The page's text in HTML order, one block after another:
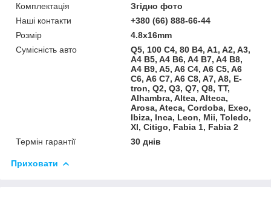
Комплектація
Згідно фото
Наші контакти
+380 (66) 888-66-44
Розмір
4.8x16mm
Сумісність авто
Q5, 100 C4, 80 B4, A1, A2, A3,
A4 B5, A4 B6, A4 B7, A4 B8,
A4 B9, A5, A6 C4, A6 C5, A6
C6, A6 C7, A6 C8, A7, A8, E-
tron, Q2, Q3, Q7, Q8, TT,
Alhambra, Altea, Alteca,
Arosa, Ateca, Cordoba, Exeo,
Ibiza, Inca, Leon, Mii, Toledo,
Xl, Citigo, Fabia 1, Fabia 2
Термін гарантії
30 днів
Приховати